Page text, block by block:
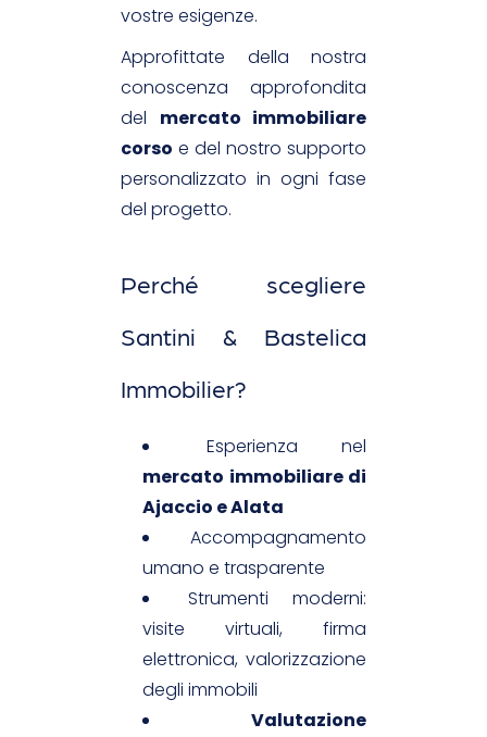
vostre esigenze.
Approfittate della nostra
conoscenza approfondita
del mercato immobiliare
corso e del nostro supporto
personalizzato in ogni fase
del progetto.
Perché scegliere
Santini & Bastelica
Immobilier?
Esperienza nel
mercato immobiliare di
Ajaccio e Alata
Accompagnamento
umano e trasparente
Strumenti moderni:
visite virtuali, firma
elettronica, valorizzazione
degli immobili
Valutazione